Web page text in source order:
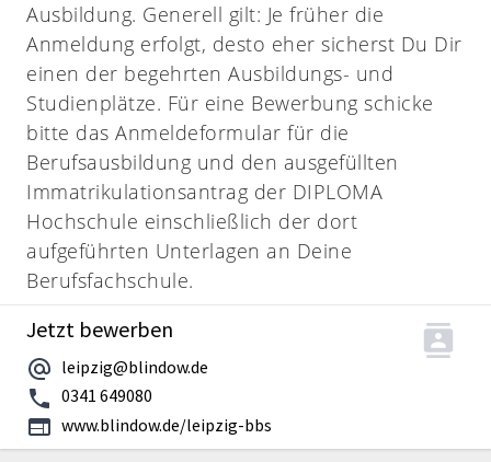
Ausbildung. Generell gilt: Je früher die
Anmeldung erfolgt, desto eher sicherst Du Dir
einen der begehrten Ausbildungs- und
Studienplätze. Für eine Bewerbung schicke
bitte das Anmeldeformular für die
Berufsausbildung und den ausgefüllten
Immatrikulationsantrag der DIPLOMA
Hochschule einschließlich der dort
aufgeführten Unterlagen an Deine
Berufsfachschule.
Jetzt bewerben
leipzig@blindow.de
0341 649080
www.blindow.de/leipzig-bbs